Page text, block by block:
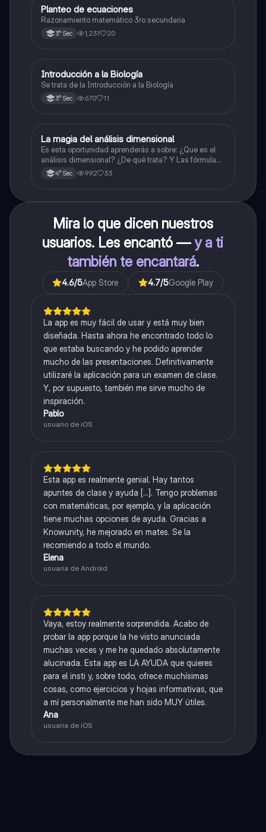
Matemáticas
Planteo de ecuaciones
Razonamiento matemático 3ro secundaria
3° Sec 1,231 20
Biología
Introducción a la Biología
Se trata de la Introducción a la Biología
3° Sec 670 11
Física
La magia del análisis dimensional
Es esta oportunidad aprenderás a sobre: ¿Que es el
análisis dimensional? ¿De qué trata? Y Las fórmulas
de las magnitudes fundamentales y derivadas.
4° Sec 992 33
Mira lo que dicen nuestros
usuarios. Les encantó —y a ti
también te encantará.
4.6/5App Store 4.7/5Google Play
La app es muy fácil de usar y está muy bien
diseñada. Hasta ahora he encontrado todo lo
que estaba buscando y he podido aprender
mucho de las presentaciones. Definitivamente
utilizaré la aplicación para un examen de clase.
Y, por supuesto, también me sirve mucho de
inspiración.
Pablo
usuario de iOS
Esta app es realmente genial. Hay tantos
apuntes de clase y ayuda [...]. Tengo problemas
con matemáticas, por ejemplo, y la aplicación
tiene muchas opciones de ayuda. Gracias a
Knowunity, he mejorado en mates. Se la
recomiendo a todo el mundo.
Elena
usuaria de Android
Vaya, estoy realmente sorprendida. Acabo de
probar la app porque la he visto anunciada
muchas veces y me he quedado absolutamente
alucinada. Esta app es LA AYUDA que quieres
para el insti y, sobre todo, ofrece muchísimas
cosas, como ejercicios y hojas informativas, que
a mí personalmente me han sido MUY útiles.
Ana
usuaria de iOS